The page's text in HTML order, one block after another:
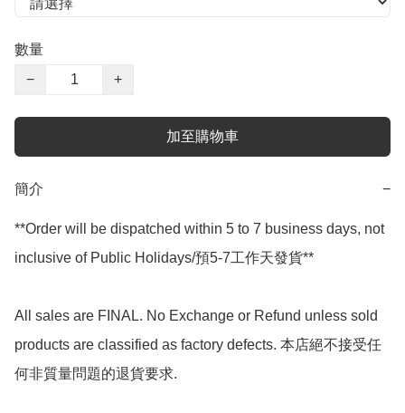
數量
−
+
加至購物車
簡介 −
**Order will be dispatched within 5 to 7 business days, not
inclusive of Public Holidays/預5-7工作天發貨**
All sales are FINAL. No Exchange or Refund unless sold
products are classified as factory defects. 本店絕不接受任
何非質量問題的退貨要求.